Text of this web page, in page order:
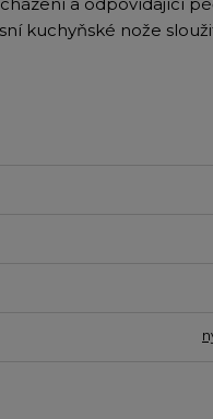
kuchyňské nože